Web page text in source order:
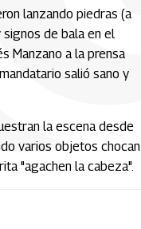
lanzando piedras (a
signos de bala en el
Manzano a la prensa
salió sano y
la escena desde
varios objetos chocan
"agachen la cabeza".